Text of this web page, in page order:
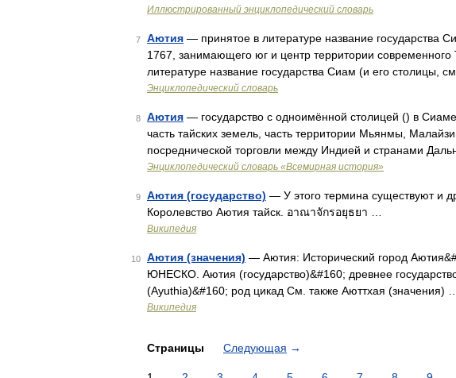
Иллюстрированный энциклопедический словарь
7 Аютия — принятое в литературе название государства
1767, занимающего юг и центр территории
литературе название государства Сиам (и его столицы,
Энциклопедический словарь
8 Аютия — государство с одноимённой столицей () в
часть тайских земель, часть территории Мьянмы,
посреднической торговли между Индией и странами
Энциклопедический словарь «Всемирная история»
9 Аютия (государство) — У этого термина существуют и
Королевство Аютия тайск. อาณาจักรอยุธยา …
Википедия
10 Аютия (значения) — Аютия: Исторический город
ЮНЕСКО. Аютия (государство)&#160; древнее
(Ayuthia)&#160; род цикад См. также Аюттхая (значения) …
Википедия
Страницы Следующая →